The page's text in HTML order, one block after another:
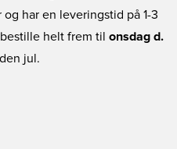
har en leveringstid på 1-3
helt frem til onsdag d.
jul.